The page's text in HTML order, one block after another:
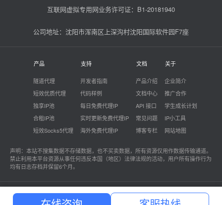
互联网虚拟专用网业务许可证：B1-20181940
公司地址：沈阳市浑南区上深沟村沈阳国际软件园F7座
产品
隧道代理
短效优质代理
独享IP池
合租IP池
短效Socks5代理
支持
开发者指南
代码样例
每日免费代理IP
实时更新免费代理IP
海外免费代理IP
文档
产品介绍
文档中心
API 接口
常见问题
博客专栏
关于
企业简介
推广合作
学生成长计划
IP小工具
网站地图
声明：本站不搜集数据不存储数据，也不买卖数据，所有资源仅用作数据传输通道。
禁止利用本平台资源从事任何违反本国（地区）法律法规的活动，用户所有操作行为
均有日志存档并保留6个月。
站大爷 - 专注企业级代理IP云服务